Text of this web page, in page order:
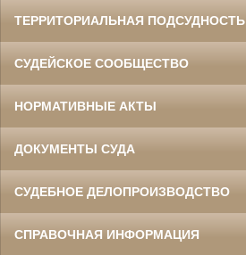
ТЕРРИТОРИАЛЬНАЯ ПОДСУДНОСТЬ
СУДЕЙСКОЕ СООБЩЕСТВО
НОРМАТИВНЫЕ АКТЫ
ДОКУМЕНТЫ СУДА
СУДЕБНОЕ ДЕЛОПРОИЗВОДСТВО
СПРАВОЧНАЯ ИНФОРМАЦИЯ